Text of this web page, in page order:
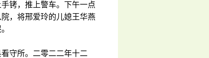
铐，推上警车。下午一点
，将邢爱玲的儿媳王华燕
守所。二零二二年十二